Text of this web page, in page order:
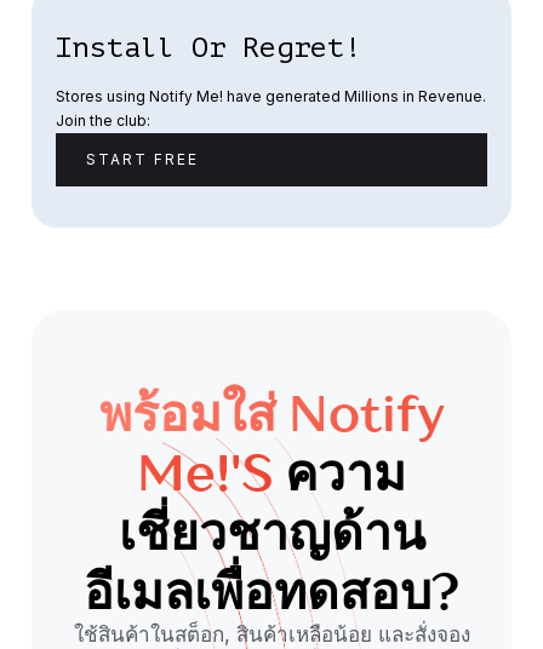
Install Or Regret!
Stores using Notify Me! have generated Millions in Revenue.
Join the club:
START FREE
พร้อมใส่ Notify
Me!'s ความ
เชี่ยวชาญด้าน
อีเมลเพื่อทดสอบ?
ใช้สินค้าในสต็อก, สินค้าเหลือน้อย และสั่งจอง